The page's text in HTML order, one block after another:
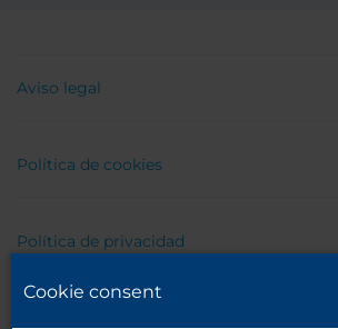
Aviso legal
Política de cookies
Política de privacidad
Cookie consent